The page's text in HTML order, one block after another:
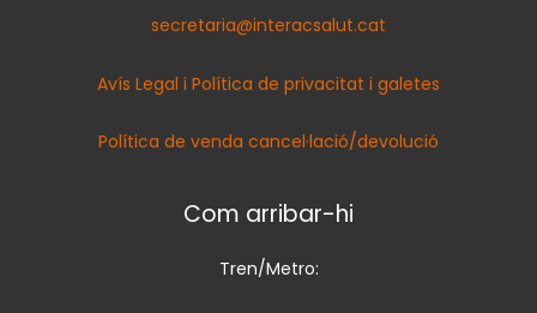
secretaria@interacsalut.cat
Avís Legal i Política de privacitat i galetes
Política de venda cancel·lació/devolució
Com arribar-hi
Tren/Metro: